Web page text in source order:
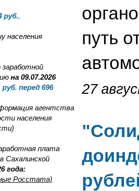
руб.,
населения
на 09.07.2026
перед 696
агентства
населения
плата
Сахалинской
года:
Росстата)
путь
27